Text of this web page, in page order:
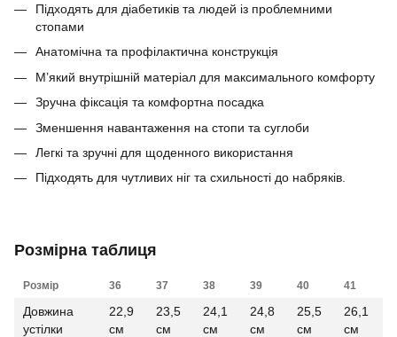
Підходять для діабетиків та людей із проблемними
стопами
Анатомічна та профілактична конструкція
М’який внутрішній матеріал для максимального комфорту
Зручна фіксація та комфортна посадка
Зменшення навантаження на стопи та суглоби
Легкі та зручні для щоденного використання
Підходять для чутливих ніг та схильності до набряків.
Розмірна таблиця
Розмір 36 37 38 39 40 41
Довжина
устілки
22,9
см
23,5
см
24,1
см
24,8
см
25,5
см
26,1
см